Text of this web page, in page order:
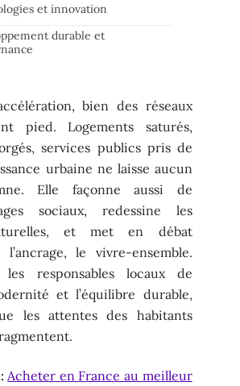
et innovation
durable et
bien des réseaux
pied. Logements saturés,
services publics pris de
urbaine ne laisse aucun
Elle façonne aussi de
sociaux, redessine les
et met en débat
l’ancrage, le vivre-ensemble.
responsables locaux de
et l’équilibre durable,
les attentes des habitants
Acheter en France au meilleur